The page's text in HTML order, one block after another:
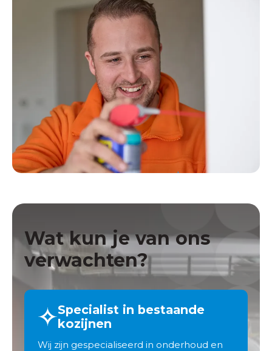
Wat kun je van ons
verwachten?
Specialist in bestaande
kozijnen
Wij zijn gespecialiseerd in onderhoud en